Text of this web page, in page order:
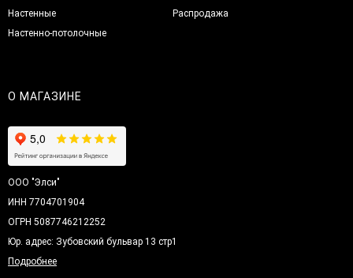
Настенные
Настенно-потолочные
Распродажа
О МАГАЗИНЕ
ООО "Элси"
ИНН 7704701904
ОГРН 5087746212252
Юр. адрес: Зубовский бульвар 13 стр1
Подробнее